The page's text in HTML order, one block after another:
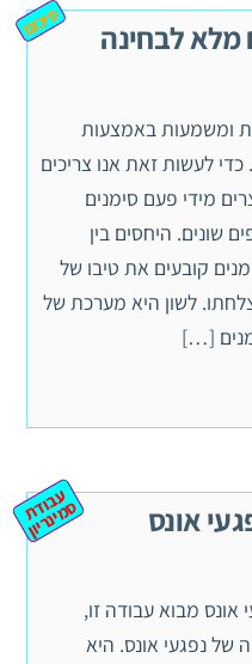
מלא לבחינה סיכום
1- תקשורת ומשמעות באמצעות
לעשות זאת אנו צריכים
מידי פעם סימנים
שונים. היחסים בין
קובעים את טיבו של
לשון היא מערכת של
[…]
אונס ע
ב
וד
ת
ס
מ
ינ
ר
יון
מבוא עבודה זו,
נפגעי אונס. היא